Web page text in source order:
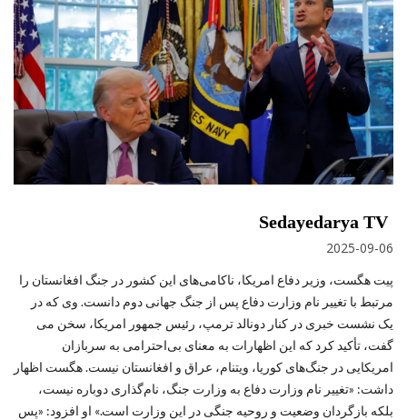
Sedayedarya TV
2025-09-06
پیت هگست، وزیر دفاع امریکا، ناکامی‌های این کشور در جنگ افغانستان را
مرتبط با تغییر نام وزارت دفاع پس از جنگ جهانی دوم دانست. وی که در
یک نشست خبری در کنار دونالد ترمپ، رئیس‌ جمهور امریکا، سخن می‌
گفت، تأکید کرد که این اظهارات به معنای بی‌احترامی به سربازان
امریکایی در جنگ‌های کوریا، ویتنام، عراق و افغانستان نیست. هگست اظهار
داشت: «تغییر نام وزارت دفاع به وزارت جنگ، نام‌گذاری دوباره نیست،
بلکه بازگردان وضعیت و روحیه جنگی در این وزارت است.» او افزود: «پس